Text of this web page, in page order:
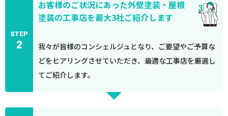
STEP
2
お客様のご状況にあった外壁塗装・屋根
塗装の工事店を最大3社ご紹介します
我々が皆様のコンシェルジュとなり、ご要望やご予算な
どをヒアリングさせていただき、最適な工事店を厳選し
てご紹介します。